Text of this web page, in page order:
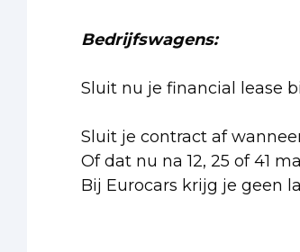
Bedrijfswagens:
Sluit nu je financial lease
Sluit je contract af
Of dat nu na 12, 25 of 41
Bij Eurocars krijg je geen